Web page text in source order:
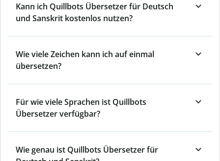
Kann ich Quillbots Übersetzer für Deutsch
und Sanskrit kostenlos nutzen?
Wie viele Zeichen kann ich auf einmal
übersetzen?
Für wie viele Sprachen ist Quillbots
Übersetzer verfügbar?
Wie genau ist Quillbots Übersetzer für